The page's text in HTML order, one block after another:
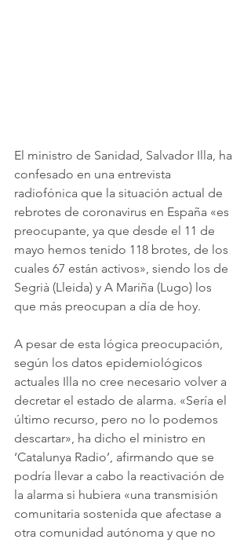
El ministro de Sanidad, Salvador Illa, ha
confesado en una entrevista
radiofónica que la situación actual de
rebrotes de coronavirus en España «es
preocupante, ya que desde el 11 de
mayo hemos tenido 118 brotes, de los
cuales 67 están activos», siendo los de
Segrià (Lleida) y A Mariña (Lugo) los
que más preocupan a día de hoy.
A pesar de esta lógica preocupación,
según los datos epidemiológicos
actuales Illa no cree necesario volver a
decretar el estado de alarma. «Sería el
último recurso, pero no lo podemos
descartar», ha dicho el ministro en
‘Catalunya Radio’, afirmando que se
podría llevar a cabo la reactivación de
la alarma si hubiera «una transmisión
comunitaria sostenida que afectase a
otra comunidad autónoma y que no